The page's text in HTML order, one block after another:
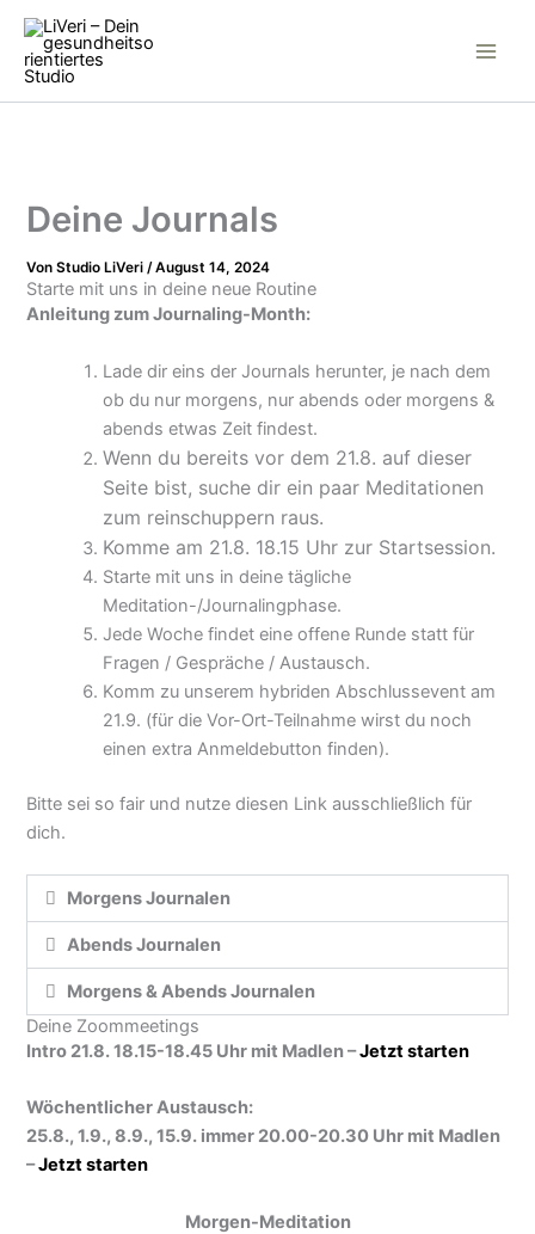
springen
Zum
Inhalt
springen
Deine Journals
VonStudio LiVeri/August 14, 2024
Starte mit uns in deine neue Routine
Anleitung zum Journaling-Month:
Lade dir eins der Journals herunter, je nach dem
ob du nur morgens, nur abends oder morgens &
abends etwas Zeit findest.
Wenn du bereits vor dem 21.8. auf dieser
Seite bist, suche dir ein paar Meditationen
zum reinschuppern raus.
Komme am 21.8. 18.15 Uhr zur Startsession.
Starte mit uns in deine tägliche
Meditation-/Journalingphase.
Jede Woche findet eine offene Runde statt für
Fragen / Gespräche / Austausch.
Komm zu unserem hybriden Abschlussevent am
21.9. (für die Vor-Ort-Teilnahme wirst du noch
einen extra Anmeldebutton finden).
Bitte sei so fair und nutze diesen Link ausschließlich für
dich.
Morgens Journalen
Abends Journalen
Morgens & Abends Journalen
Deine Zoommeetings
Intro 21.8. 18.15-18.45 Uhr mit Madlen –Jetzt starten
Wöchentlicher Austausch:
25.8., 1.9., 8.9., 15.9. immer 20.00-20.30 Uhr mit Madlen
–Jetzt starten
Morgen-Meditation